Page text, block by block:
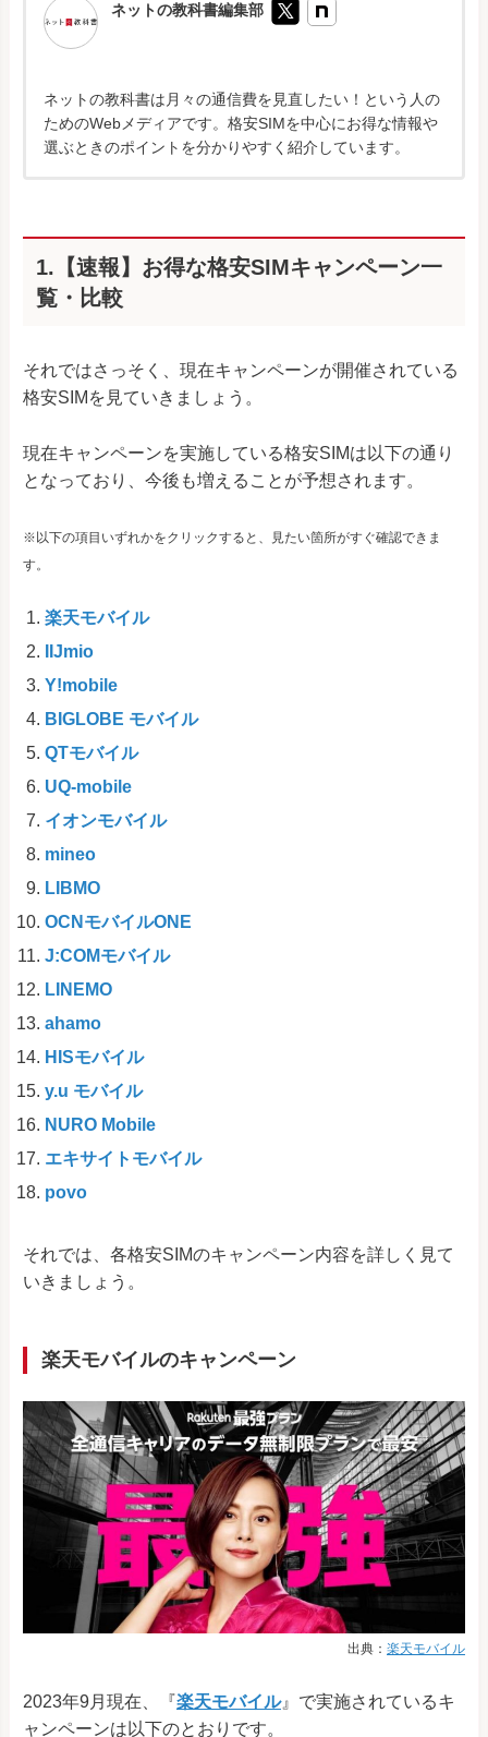
ネットの教科書編集部
ネットの教科書は月々の通信費を見直したい！という人の
ためのWebメディアです。格安SIMを中心にお得な情報や
選ぶときのポイントを分かりやすく紹介しています。
1.【速報】お得な格安SIMキャンペーン一
覧・比較
それではさっそく、現在キャンペーンが開催されている
格安SIMを見ていきましょう。
現在キャンペーンを実施している格安SIMは以下の通り
となっており、今後も増えることが予想されます。
※以下の項目いずれかをクリックすると、見たい箇所がすぐ確認できま
す。
楽天モバイル
IIJmio
Y!mobile
BIGLOBE モバイル
QTモバイル
UQ-mobile
イオンモバイル
mineo
LIBMO
OCNモバイルONE
J:COMモバイル
LINEMO
ahamo
HISモバイル
y.u モバイル
NURO Mobile
エキサイトモバイル
povo
それでは、各格安SIMのキャンペーン内容を詳しく見て
いきましょう。
楽天モバイルのキャンペーン
出典： 楽天モバイル
2023年9月現在、『楽天モバイル』で実施されているキ
ャンペーンは以下のとおりです。